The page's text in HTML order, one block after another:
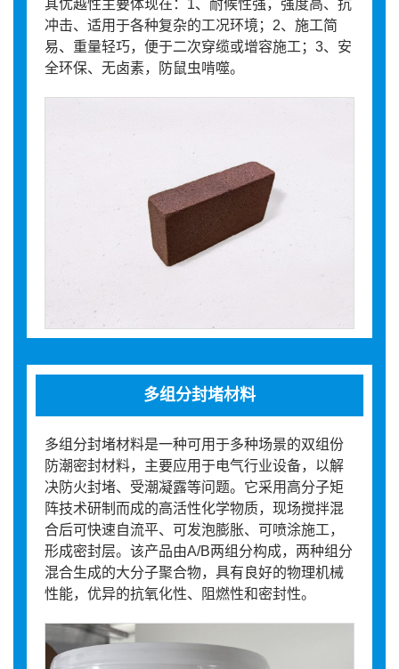
其优越性主要体现在：1、耐候性强，强度高、抗
冲击、适用于各种复杂的工况环境；2、施工简
易、重量轻巧，便于二次穿缆或增容施工；3、安
全环保、无卤素，防鼠虫啃噬。
多组分封堵材料
多组分封堵材料是一种可用于多种场景的双组份
防潮密封材料，主要应用于电气行业设备，以解
决防火封堵、受潮凝露等问题。它采用高分子矩
阵技术研制而成的高活性化学物质，现场搅拌混
合后可快速自流平、可发泡膨胀、可喷涂施工，
形成密封层。该产品由A/B两组分构成，两种组分
混合生成的大分子聚合物，具有良好的物理机械
性能，优异的抗氧化性、阻燃性和密封性。